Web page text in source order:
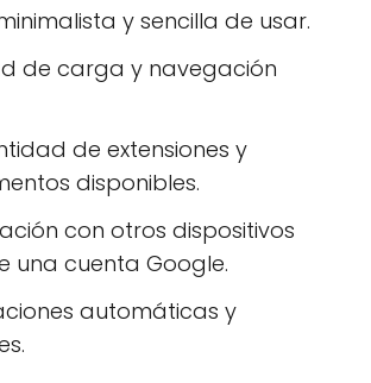
y sencilla de usar.
de carga y navegación
de extensiones y
disponibles.
con otros dispositivos
una cuenta Google.
automáticas y